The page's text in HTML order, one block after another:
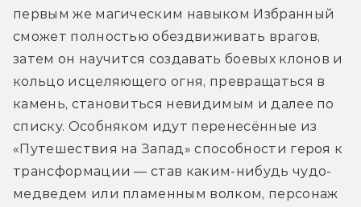
первым же магическим навыком Избранный
сможет полностью обездвиживать врагов,
затем он научится создавать боевых клонов и
кольцо исцеляющего огня, превращаться в
камень, становиться невидимым и далее по
списку. Особняком идут перенесённые из
«Путешествия на Запад» способности героя к
трансформации — став каким-нибудь чудо-
медведем или пламенным волком, персонаж